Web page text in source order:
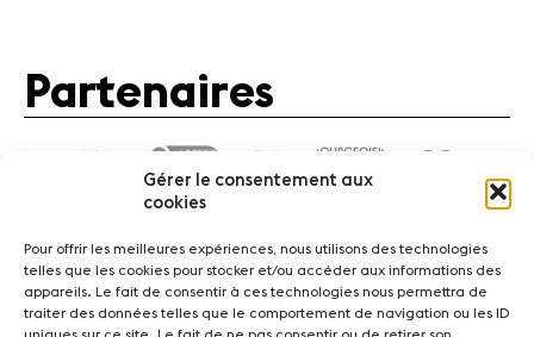
Gérer le consentement aux
cookies
Pour offrir les meilleures expériences, nous utilisons des technologies
telles que les cookies pour stocker et/ou accéder aux informations des
appareils. Le fait de consentir à ces technologies nous permettra de
traiter des données telles que le comportement de navigation ou les ID
Partenaires
ActualitésConcerts Bénévoles Médiation